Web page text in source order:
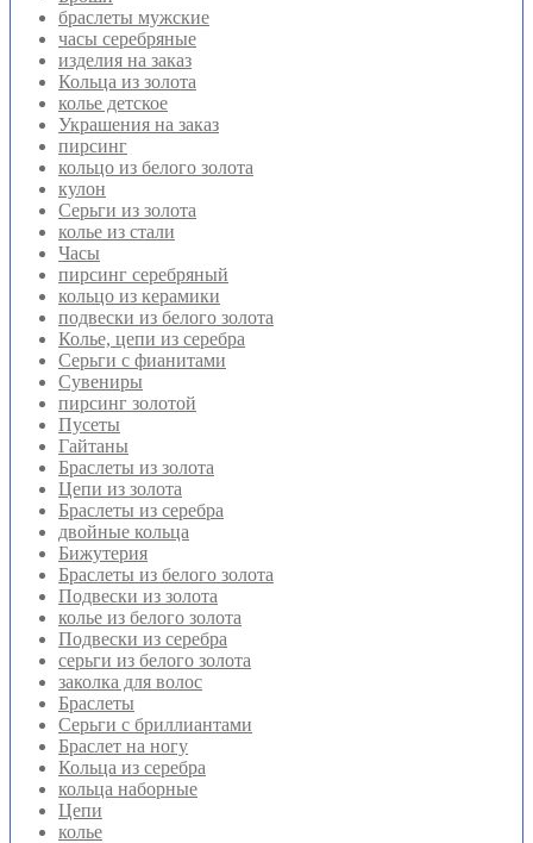
браслеты мужские
часы серебряные
изделия на заказ
Кольца из золота
колье детское
Украшения на заказ
пирсинг
кольцо из белого золота
кулон
Серьги из золота
колье из стали
Часы
пирсинг серебряный
кольцо из керамики
подвески из белого золота
Колье, цепи из серебра
Серьги с фианитами
Сувениры
пирсинг золотой
Пусеты
Гайтаны
Браслеты из золота
Цепи из золота
Браслеты из серебра
двойные кольца
Бижутерия
Браслеты из белого золота
Подвески из золота
колье из белого золота
Подвески из серебра
серьги из белого золота
заколка для волос
Браслеты
Серьги с бриллиантами
Браслет на ногу
Кольца из серебра
кольца наборные
Цепи
колье